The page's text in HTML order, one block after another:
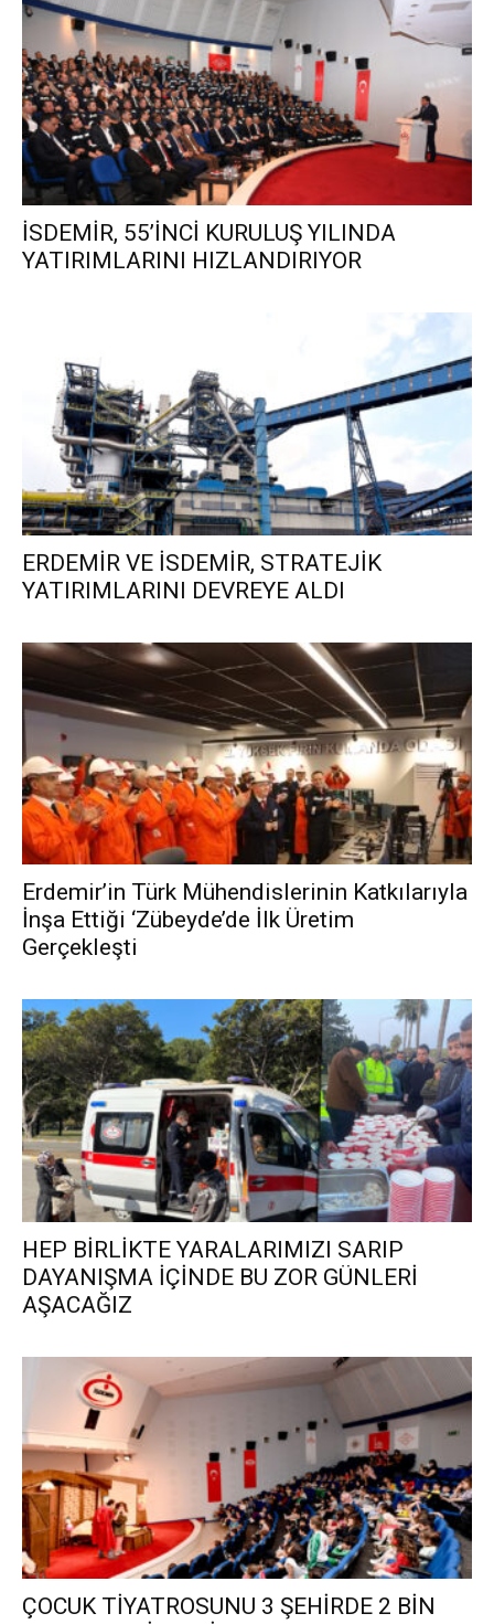
İSDEMİR, 55’İNCİ KURULUŞ YILINDA
YATIRIMLARINI HIZLANDIRIYOR
ERDEMİR VE İSDEMİR, STRATEJİK
YATIRIMLARINI DEVREYE ALDI
Erdemir’in Türk Mühendislerinin Katkılarıyla
İnşa Ettiği ‘Zübeyde’de İlk Üretim
Gerçekleşti
HEP BİRLİKTE YARALARIMIZI SARIP
DAYANIŞMA İÇİNDE BU ZOR GÜNLERİ
AŞACAĞIZ
ÇOCUK TİYATROSUNU 3 ŞEHİRDE 2 BİN